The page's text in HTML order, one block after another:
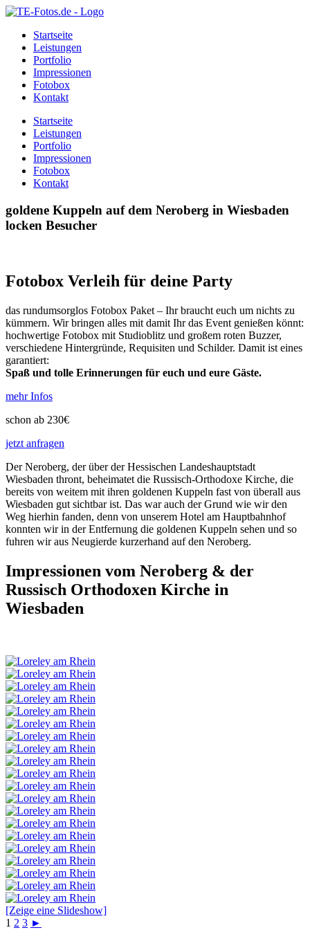
Startseite
Leistungen
Portfolio
Impressionen
Fotobox
Kontakt
Startseite
Leistungen
Portfolio
Impressionen
Fotobox
Kontakt
goldene Kuppeln auf dem Neroberg in Wiesbaden
locken Besucher
Fotobox Verleih für deine Party
das rundumsorglos Fotobox Paket – Ihr braucht euch um nichts zu
kümmern. Wir bringen alles mit damit Ihr das Event genießen könnt:
hochwertige Fotobox mit Studioblitz und großem roten Buzzer,
verschiedene Hintergründe, Requisiten und Schilder. Damit ist eines
garantiert:
Spaß und tolle Erinnerungen für euch und eure Gäste.
mehr Infos
schon ab 230€
jetzt anfragen
Der Neroberg, der über der Hessischen Landeshauptstadt
Wiesbaden thront, beheimatet die Russisch-Orthodoxe Kirche, die
bereits von weitem mit ihren goldenen Kuppeln fast von überall aus
Wiesbaden gut sichtbar ist. Das war auch der Grund wie wir den
Weg hierhin fanden, denn von unserem Hotel am Hauptbahnhof
konnten wir in der Entfernung die goldenen Kuppeln sehen und so
fuhren wir aus Neugierde kurzerhand auf den Neroberg.
Impressionen vom Neroberg & der
Russisch Orthodoxen Kirche in
Wiesbaden
[Zeige eine Slideshow]
1 2 3 ►